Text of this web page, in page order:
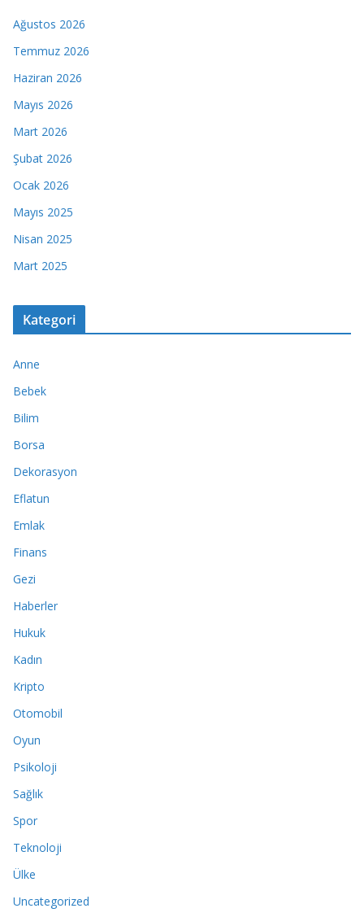
Ağustos 2026
Temmuz 2026
Haziran 2026
Mayıs 2026
Mart 2026
Şubat 2026
Ocak 2026
Mayıs 2025
Nisan 2025
Mart 2025
Kategori
Anne
Bebek
Bilim
Borsa
Dekorasyon
Eflatun
Emlak
Finans
Gezi
Haberler
Hukuk
Kadın
Kripto
Otomobil
Oyun
Psikoloji
Sağlık
Spor
Teknoloji
Ülke
Uncategorized